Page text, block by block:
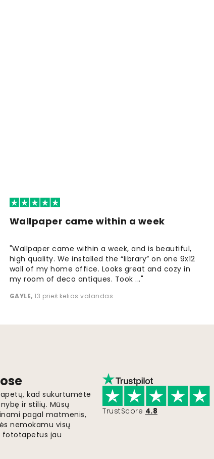
Wallpaper came within a week
"Wallpaper came within a week, and is beautiful,
high quality. We installed the “library” on one 9x12
wall of my home office. Looks great and cozy in
my room of deco antiques. Took ..."
GAYLE, 13 prieš kelias valandas
kad sukurtumėte
ir stilių. Mūsų
pagal matmenis,
nemokamu visų
fototapetus jau
TrustScore 4.8